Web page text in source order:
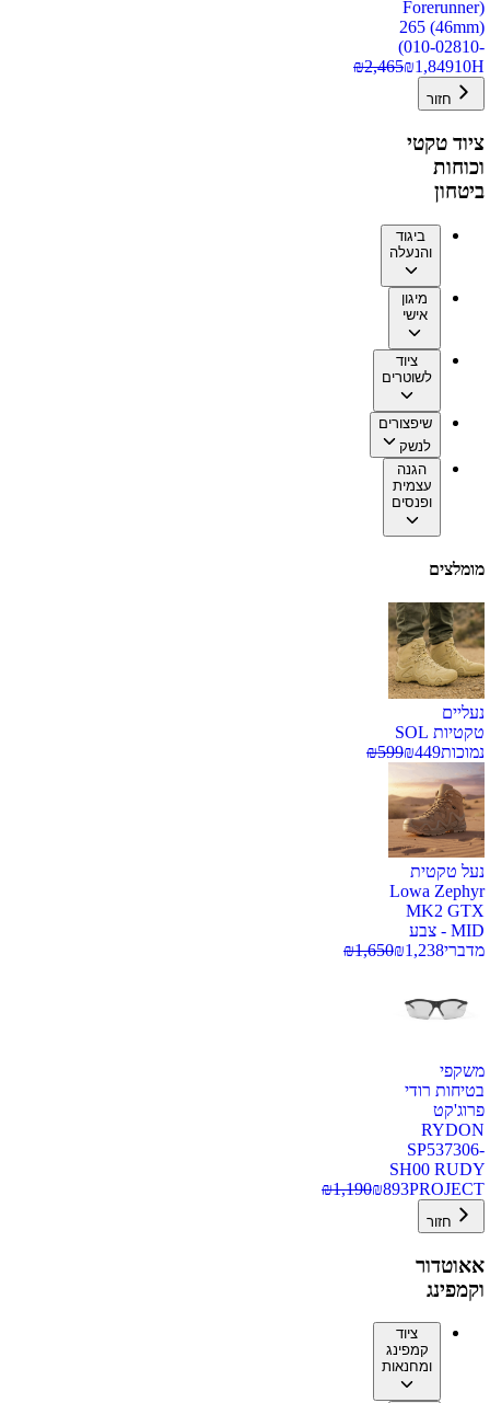
(Forerunner
265 (46mm)
(010-02810-
10H
₪1,849
₪2,465
חזור
ציוד טקטי
וכוחות
ביטחון
ביגוד
והנעלה
מיגון
אישי
ציוד
לשוטרים
שיפצורים
לנשק
הגנה
עצמית
ופנסים
מומלצים
נעליים
טקטיות SOL
נמוכות
₪449
₪599
נעל טקטית
Lowa Zephyr
MK2 GTX
MID - צבע
מדברי
₪1,238
₪1,650
משקפי
בטיחות רודי
פרוג'קט
RYDON
SP537306-
SH00 RUDY
PROJECT
₪893
₪1,190
חזור
אאוטדור
וקמפינג
ציוד
קמפינג
ומחנאות